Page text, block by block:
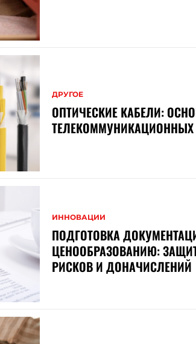
ДРУГОЕ
ОПТИЧЕСКИЕ КАБЕЛИ:
ТЕЛЕКОММУНИКАЦИОННЫХ
ИННОВАЦИИ
ПОДГОТОВКА
ЦЕНООБРАЗОВАНИЮ:
РИСКОВ И ДОНАЧИСЛЕНИЙ